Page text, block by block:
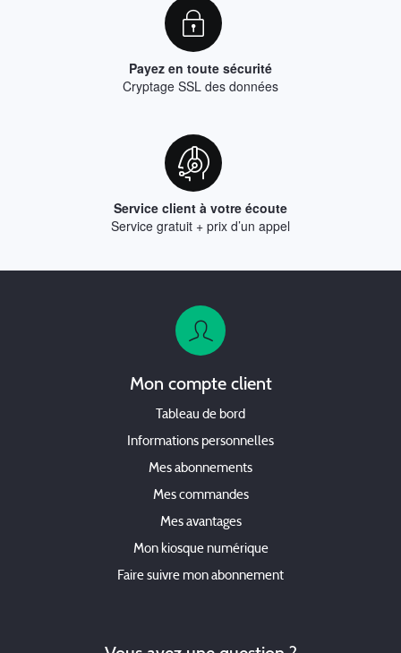
Payez en toute sécurité
Cryptage SSL des données
Service client à votre écoute
Service gratuit + prix d’un appel
Mon compte client
Tableau de bord
Informations personnelles
Mes abonnements
Mes commandes
Mes avantages
Mon kiosque numérique
Faire suivre mon abonnement